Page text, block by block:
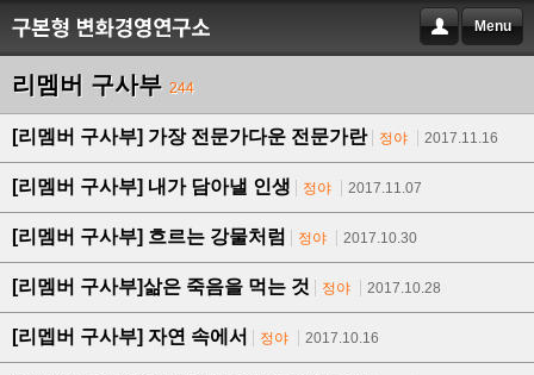
Menu
리멤버 구사부 244
[리멤버 구사부] 가장 전문가다운 전문가란 정야 2017.11.16
[리멤버 구사부] 내가 담아낼 인생 정야 2017.11.07
[리멤버 구사부] 흐르는 강물처럼 정야 2017.10.30
[리멤버 구사부]삶은 죽음을 먹는 것 정야 2017.10.28
[리멥버 구사부] 자연 속에서 정야 2017.10.16